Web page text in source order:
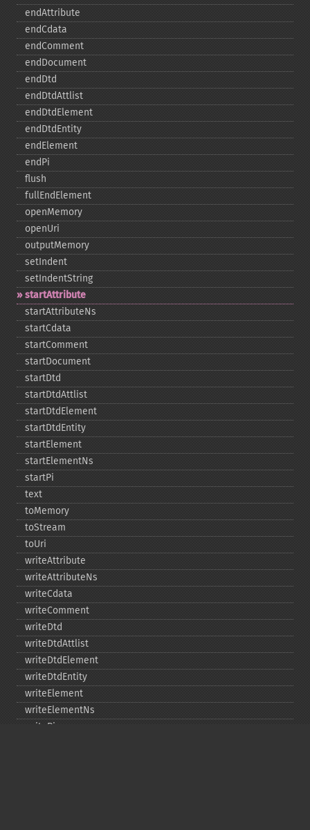
endAttribute
endCdata
endComment
endDocument
endDtd
endDtdAttlist
endDtdElement
endDtdEntity
endElement
endPi
flush
fullEndElement
openMemory
openUri
outputMemory
setIndent
setIndentString
startAttribute
startAttributeNs
startCdata
startComment
startDocument
startDtd
startDtdAttlist
startDtdElement
startDtdEntity
startElement
startElementNs
startPi
text
toMemory
toStream
toUri
writeAttribute
writeAttributeNs
writeCdata
writeComment
writeDtd
writeDtdAttlist
writeDtdElement
writeDtdEntity
writeElement
writeElementNs
writePi